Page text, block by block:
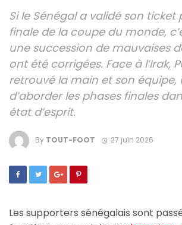
Si le Sénégal a validé son ticket
finale de la coupe du monde,
une succession de mauvaises
ont été corrigées. Face à l’Irak,
retrouvé la main et son équipe,
d’aborder les phases finales
état d’esprit.
By TOUT-FOOT 27 juin 2026
Les supporters sénégalais sont